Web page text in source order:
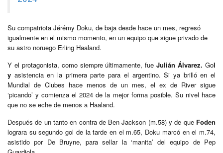
Su compatriota Jérémy Doku, de baja desde hace un mes, regresó
igualmente en el mismo momento, en un equipo que sigue privado de
su astro noruego Erling Haaland.
Y el protagonista, como siempre últimamente, fueJulián Álvarez.Gol
y asistencia en la primera parte para el argentino. Si ya brilló en el
Mundial de Clubes hace menos de un mes, el ex de River sigue
‘picando’ y comienza el 2024 de la mejor forma posible. Su nivel hace
que no se eche de menos a Haaland.
Después de un tanto en contra de Ben Jackson (m.58) y de que Foden
lograra su segundo gol de la tarde en el m.65, Doku marcó en el m.74,
asistido por De Bruyne, para sellar la ‘manita’ del equipo de Pep